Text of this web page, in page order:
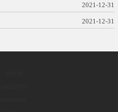
2021-12-31
2021-12-31